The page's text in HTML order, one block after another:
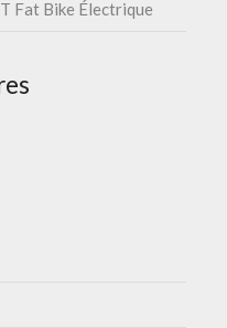
Fat Bike Électrique